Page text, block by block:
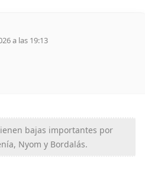
a las 19:13
bajas importantes por
Nyom y Bordalás.